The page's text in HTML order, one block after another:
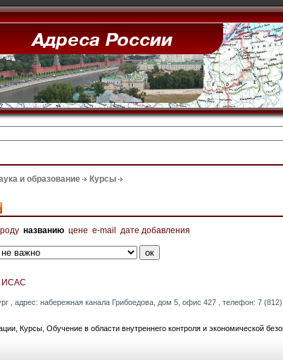
и образование Курсы
названию цене e-mail дате добавления
ИСАС
, адрес: набережная канала Грибоедова, дом 5, офис 427 , телефон: 7
Курсы, Обучение в области внутреннего контроля и экономической